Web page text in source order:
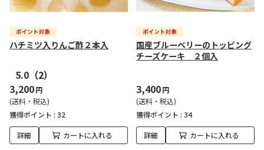
ハチミツ入りんご酢２本入
5.0 （2）
3,200円
(送料・税込)
獲得ポイント : 32
詳細 カートに入れる
国産ブルーベリーのトッピング
チーズケーキ ２個入
3,400円
(送料・税込)
獲得ポイント : 34
詳細 カートに入れる